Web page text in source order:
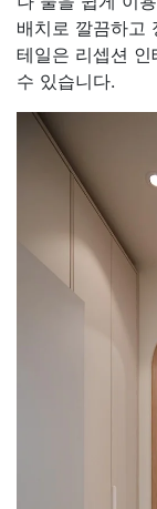
배치로 깔끔하고
테일은 리셉션
수 있습니다.